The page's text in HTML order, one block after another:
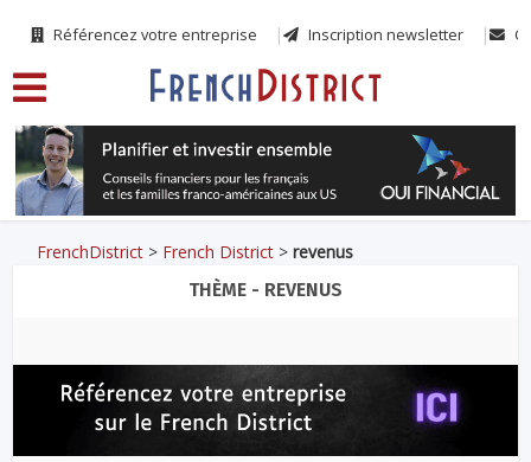
Référencez votre entreprise Inscription newsletter
FrenchDistrict > French District >revenus
THÈME - REVENUS